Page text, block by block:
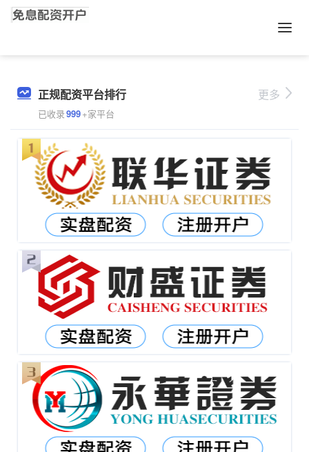
正规配资平台排行
已收录999+家平台
更多